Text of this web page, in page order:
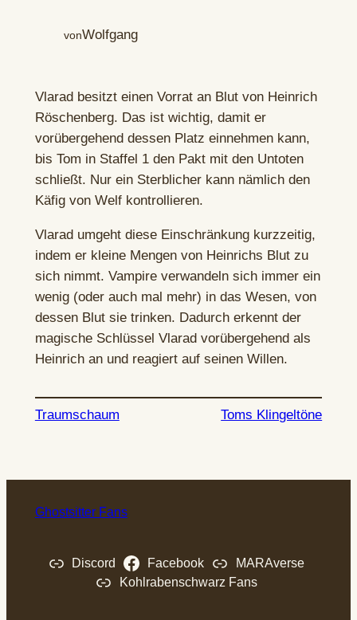
vonWolfgang
Vlarad besitzt einen Vorrat an Blut von Heinrich
Röschenberg. Das ist wichtig, damit er
vorübergehend dessen Platz einnehmen kann,
bis Tom in Staffel 1 den Pakt mit den Untoten
schließt. Nur ein Sterblicher kann nämlich den
Käfig von Welf kontrollieren.
Vlarad umgeht diese Einschränkung kurzzeitig,
indem er kleine Mengen von Heinrichs Blut zu
sich nimmt. Vampire verwandeln sich immer ein
wenig (oder auch mal mehr) in das Wesen, von
dessen Blut sie trinken. Dadurch erkennt der
magische Schlüssel Vlarad vorübergehend als
Heinrich an und reagiert auf seinen Willen.
Traumschaum Toms Klingeltöne
Ghostsitter Fans
Discord Facebook
MARAverse
Kohlrabenschwarz Fans